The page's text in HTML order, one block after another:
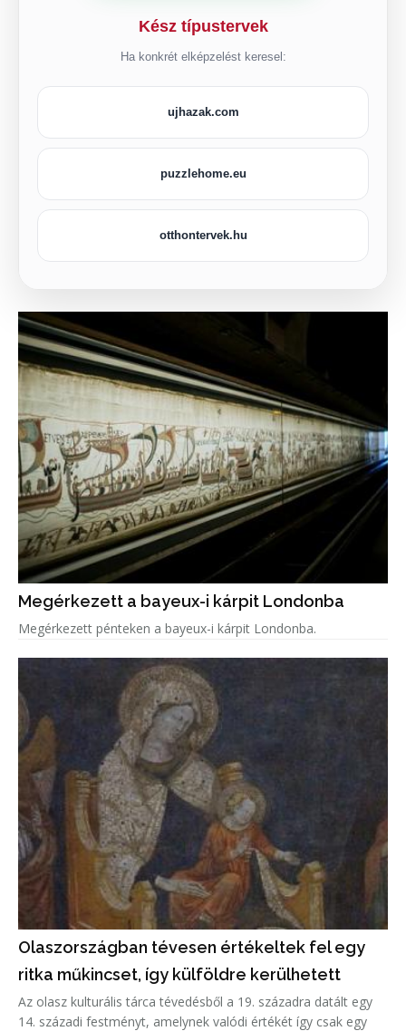
Kész típustervek
Ha konkrét elképzelést keresel:
ujhazak.com
puzzlehome.eu
otthontervek.hu
Megérkezett a bayeux-i kárpit Londonba
Megérkezett pénteken a bayeux-i kárpit Londonba.
Olaszországban tévesen értékeltek fel egy
ritka műkincset, így külföldre kerülhetett
Az olasz kulturális tárca tévedésből a 19. századra datált egy
14. századi festményt, amelynek valódi értékét így csak egy